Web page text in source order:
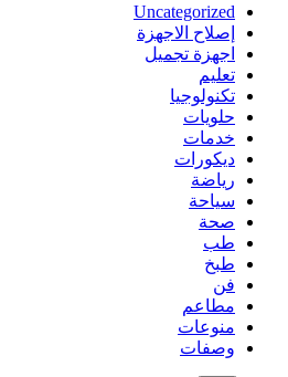
Uncategorized
إصلاح الاجهزة
اجهزة تجميل
تعليم
تكنولوجيا
حلويات
خدمات
ديكورات
رياضة
سياحة
صحة
طب
طبخ
فن
مطاعم
منوعات
وصفات